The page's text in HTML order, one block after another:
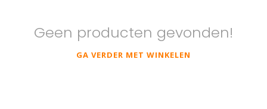
Geen producten gevonden!
GA VERDER MET WINKELEN